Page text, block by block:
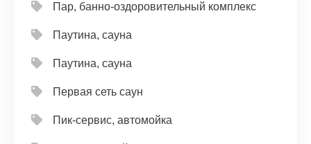
Пар, банно-оздоровительный комплекс
Паутина, сауна
Паутина, сауна
Первая сеть саун
Пик-сервис, автомойка